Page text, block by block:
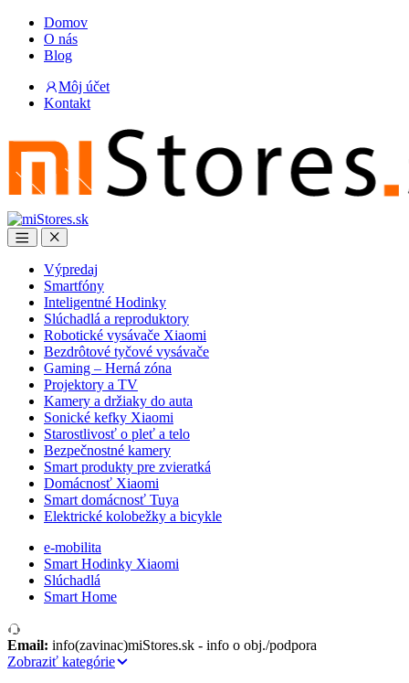
Skip
navigation
Skip
content
Domov
O nás
Blog
Môj účet
Kontakt
Open Close
Výpredaj
Smartfóny
Inteligentné Hodinky
Slúchadlá a reproduktory
Robotické vysávače Xiaomi
Bezdrôtové tyčové vysávače
Gaming – Herná zóna
Projektory a TV
Kamery a držiaky do auta
Sonické kefky Xiaomi
Starostlivosť o pleť a telo
Bezpečnostné kamery
Smart produkty pre zvieratká
Domácnosť Xiaomi
Smart domácnosť Tuya
Elektrické kolobežky a bicykle
e-mobilita
Smart Hodinky Xiaomi
Slúchadlá
Smart Home
Email: info(zavinac)miStores.sk - info o obj./podpora
Zobraziť kategórie